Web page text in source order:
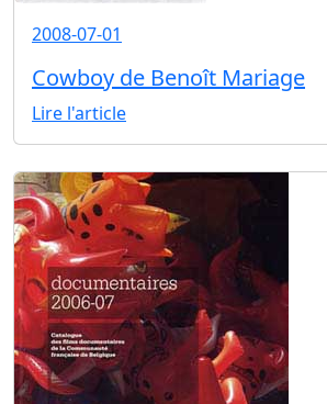
2008-07-01
Cowboy de Benoît Mariage
Lire l'article